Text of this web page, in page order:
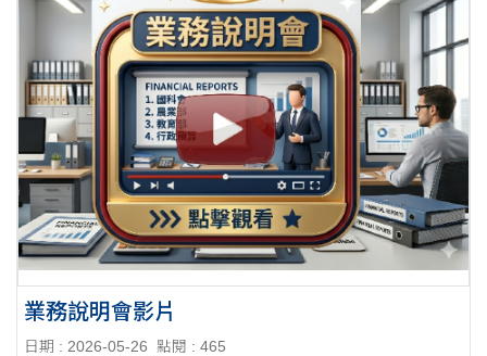
業務說明會影片
日期 : 2026-05-26
點閱 : 465